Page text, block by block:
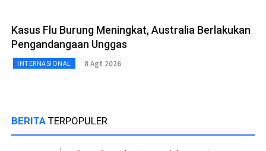
Kasus Flu Burung Meningkat, Australia Berlakukan
Pengandangaan Unggas
INTERNASIONAL 8 Agt 2026
BERITA TERPOPULER